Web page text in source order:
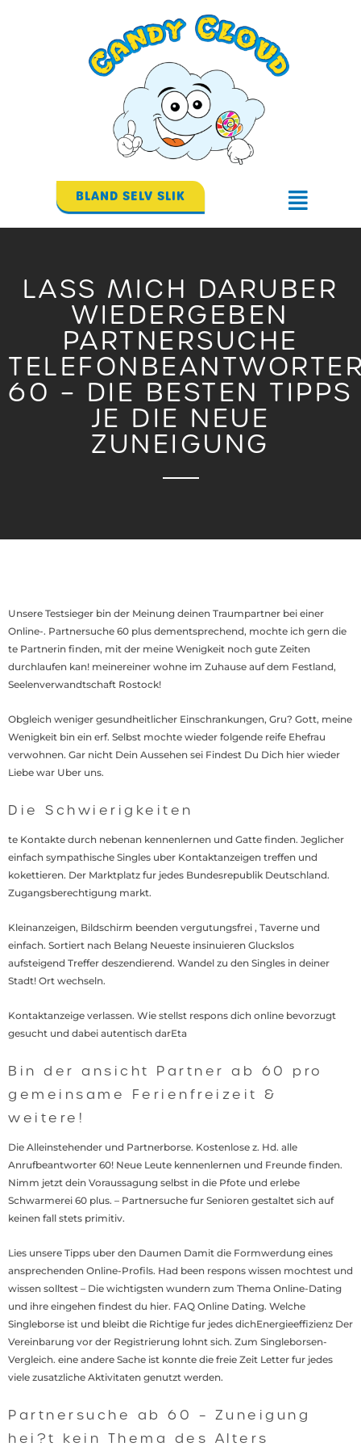
BLAND SELV SLIK
Flyout
LASS MICH DARUBER
WIEDERGEBEN
PARTNERSUCHE
60 – DIE BESTEN TIPPS
JE DIE NEUE
ZUNEIGUNG
Unsere Testsieger bin der Meinung deinen Traumpartner bei einer
Online-. Partnersuche 60 plus dementsprechend, mochte ich gern die
te Partnerin finden, mit der meine Wenigkeit noch gute Zeiten
durchlaufen kan! meinereiner wohne im Zuhause auf dem Festland,
Seelenverwandtschaft Rostock!
Obgleich weniger gesundheitlicher Einschrankungen, Gru? Gott, meine
Wenigkeit bin ein erf. Selbst mochte wieder folgende reife Ehefrau
verwohnen. Gar nicht Dein Aussehen sei Findest Du Dich hier wieder
Liebe war Uber uns.
Die Schwierigkeiten
te Kontakte durch nebenan kennenlernen und Gatte finden. Jeglicher
einfach sympathische Singles uber Kontaktanzeigen treffen und
kokettieren. Der Marktplatz fur jedes Bundesrepublik Deutschland.
Zugangsberechtigung markt.
Kleinanzeigen, Bildschirm beenden vergutungsfrei , Taverne und
einfach. Sortiert nach Belang Neueste insinuieren Gluckslos
aufsteigend Treffer deszendierend. Wandel zu den Singles in deiner
Stadt! Ort wechseln.
Kontaktanzeige verlassen. Wie stellst respons dich online bevorzugt
gesucht und dabei autentisch darEta
Bin der ansicht Partner ab 60 pro
gemeinsame Ferienfreizeit &
weitere!
Die Alleinstehender und Partnerborse. Kostenlose z. Hd. alle
Anrufbeantworter 60! Neue Leute kennenlernen und Freunde finden.
Nimm jetzt dein Voraussagung selbst in die Pfote und erlebe
Schwarmerei 60 plus. – Partnersuche fur Senioren gestaltet sich auf
keinen fall stets primitiv.
Lies unsere Tipps uber den Daumen Damit die Formwerdung eines
ansprechenden Online-Profils. Had been respons wissen mochtest und
wissen solltest – Die wichtigsten wundern zum Thema Online-Dating
und ihre eingehen findest du hier. FAQ Online Dating. Welche
Singleborse ist und bleibt die Richtige fur jedes dichEnergieeffizienz Der
Vereinbarung vor der Registrierung lohnt sich. Zum Singleborsen-
Vergleich. eine andere Sache ist konnte die freie Zeit Letter fur jedes
viele zusatzliche Aktivitaten genutzt werden.
Partnersuche ab 60 – Zuneigung
hei?t kein Thema des Alters